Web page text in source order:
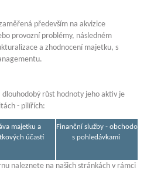
především na akvizice
provozní problémy, následném
a zhodnocení majetku, s
růst hodnoty jeho aktiv je
- pilířích:
majetku a
účastí
Finanční služby -
s pohledávkami
naleznete na našich stránkách v rámci